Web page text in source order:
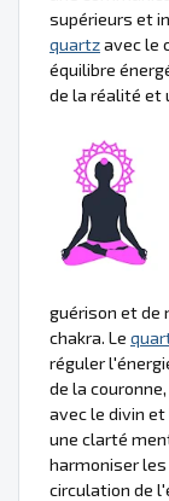
supérieurs et
quartzavec le
équilibre
de la réalité et
guérison et de
chakra. Le
réguler
de la
avec le divin
une clarté
harmoniser
circulation de